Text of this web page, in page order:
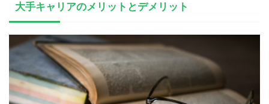
大手キャリアのメリットとデメリット